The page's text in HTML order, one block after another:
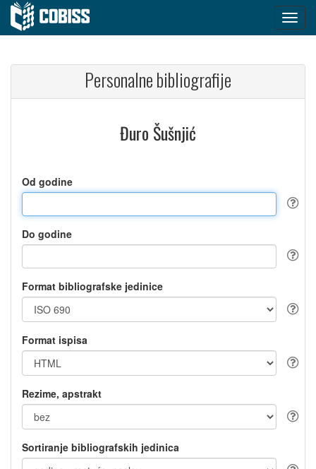
Personalne bibliografije
Đuro Šušnjić
Od godine
Do godine
Format bibliografske jedinice
Format ispisa
Rezime, apstrakt
Sortiranje bibliografskih jedinica